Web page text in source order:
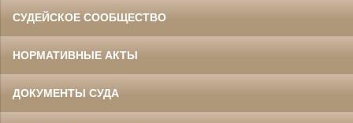
СУДЕЙСКОЕ СООБЩЕСТВО
НОРМАТИВНЫЕ АКТЫ
ДОКУМЕНТЫ СУДА